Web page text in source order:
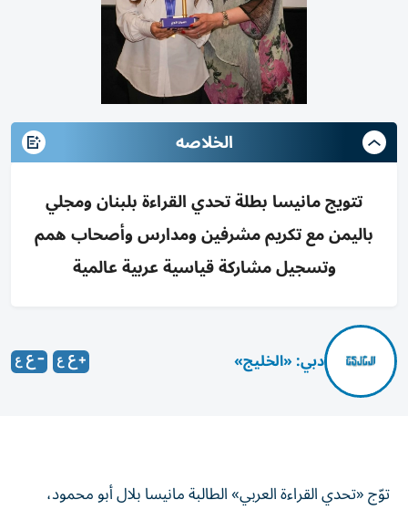
الخلاصه
تتويج مانيسا بطلة تحدي القراءة بلبنان ومجلي
باليمن مع تكريم مشرفين ومدارس وأصحاب همم
وتسجيل مشاركة قياسية عربية عالمية
دبي: «الخليج»
توّج «تحدي القراءة العربي» الطالبة مانيسا بلال أبو محمود،